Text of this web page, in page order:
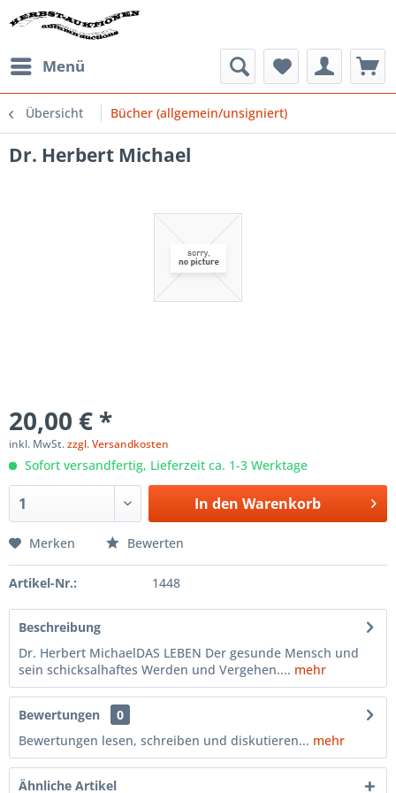
Menü
Übersicht Bücher (allgemein/unsigniert)
Dr. Herbert Michael
20,00 € *
inkl. MwSt.zzgl. Versandkosten
Sofort versandfertig, Lieferzeit ca. 1-3 Werktage
In den Warenkorb
Merken Bewerten
Artikel-Nr.: 1448
Beschreibung
Dr. Herbert MichaelDAS LEBEN Der gesunde Mensch und
sein schicksalhaftes Werden und Vergehen.... mehr
Bewertungen
0
Bewertungen lesen, schreiben und diskutieren... mehr
Ähnliche Artikel